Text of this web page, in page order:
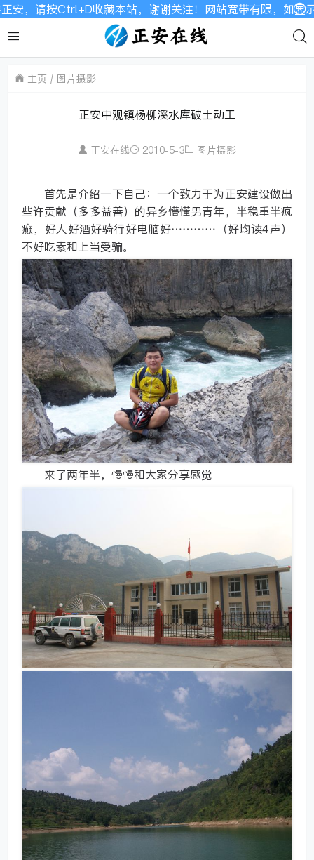
站，谢谢关注！网站宽带有限，如显示不全请刷新加载！
主页 图片摄影
正安中观镇杨柳溪水库破土动工
正安在线 2010-5-3 图片摄影
首先是介绍一下自己：一个致力于为正安建设做出
些许贡献（多多益善）的异乡懵懂男青年，半稳重半疯
癫，好人好酒好骑行好电脑好…………（好均读4声）
不好吃素和上当受骗。
来了两年半，慢慢和大家分享感觉